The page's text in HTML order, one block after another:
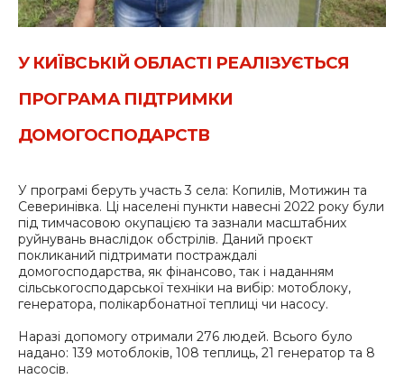
У КИЇВСЬКІЙ ОБЛАСТІ РЕАЛІЗУЄТЬСЯ
ПРОГРАМА ПІДТРИМКИ
ДОМОГОСПОДАРСТВ
У програмі беруть участь 3 села: Копилів, Мотижин та
Северинівка. Ці населені пункти навесні 2022 року були
під тимчасовою окупацією та зазнали масштабних
руйнувань внаслідок обстрілів. Даний проєкт
покликаний підтримати постраждалі
домогосподарства, як фінансово, так і наданням
сільськогосподарської техніки на вибір: мотоблоку,
генератора, полікарбонатної теплиці чи насосу.
Наразі допомогу отримали 276 людей. Всього було
надано: 139 мотоблоків, 108 теплиць, 21 генератор та 8
насосів.